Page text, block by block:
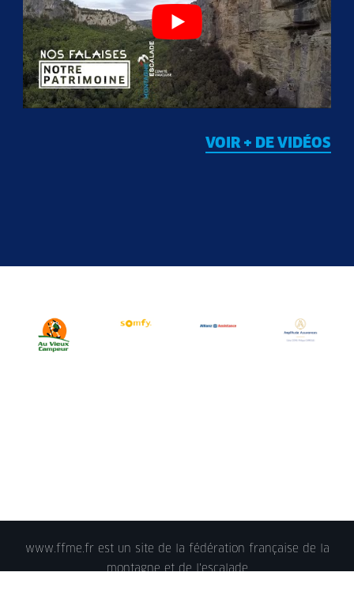
VOIR + DE VIDÉOS
www.ffme.fr est un site de la fédération française de la
montagne et de l'escalade